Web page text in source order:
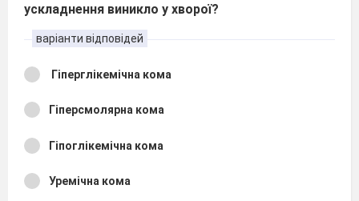
ускладнення виникло у хворої?
варіанти відповідей
Гіперглікемічна кома
Гіперсмолярна кома
Гіпоглікемічна кома
Уремічна кома